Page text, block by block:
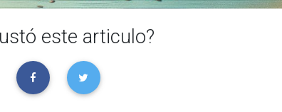
este articulo?